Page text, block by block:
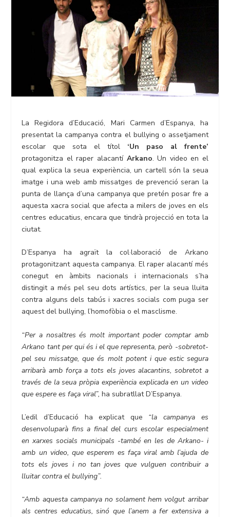
La Regidora d’Educació, Mari Carmen d’Espanya, ha
presentat la campanya contra el bullying o assetjament
escolar que sota el títol ‘Un paso al frente’
protagonitza el raper alacantí Arkano. Un video en el
qual explica la seua experiència, un cartell són la seua
imatge i una web amb missatges de prevenció seran la
punta de llança d’una campanya que pretén posar fre a
aquesta xacra social que afecta a milers de joves en els
centres educatius, encara que tindrà projecció en tota la
ciutat.
D’Espanya ha agraït la col·laboració de Arkano
protagonitzant aquesta campanya. El raper alacantí més
conegut en àmbits nacionals i internacionals s’ha
distingit a més pel seu dots artístics, per la seua lluita
contra alguns dels tabús i xacres socials com puga ser
aquest del bullying, l’homofòbia o el masclisme.
“Per a nosaltres és molt important poder comptar amb
Arkano tant per qui és i el que representa, però -sobretot-
pel seu missatge, que és molt potent i que estic segura
arribarà amb força a tots els joves alacantins, sobretot a
través de la seua pròpia experiència explicada en un video
que espere es faça viral”, ha subratllat D’Espanya.
L’edil d’Educació ha explicat que “la campanya es
desenvoluparà fins a final del curs escolar especialment
en xarxes socials municipals -també en les de Arkano- i
amb un video, que esperem es faça viral amb l’ajuda de
tots els joves i no tan joves que vulguen contribuir a
lluitar contra el bullying”.
“Amb aquesta campanya no solament hem volgut arribar
als centres educatius, sinó que l’anem a fer extensiva a